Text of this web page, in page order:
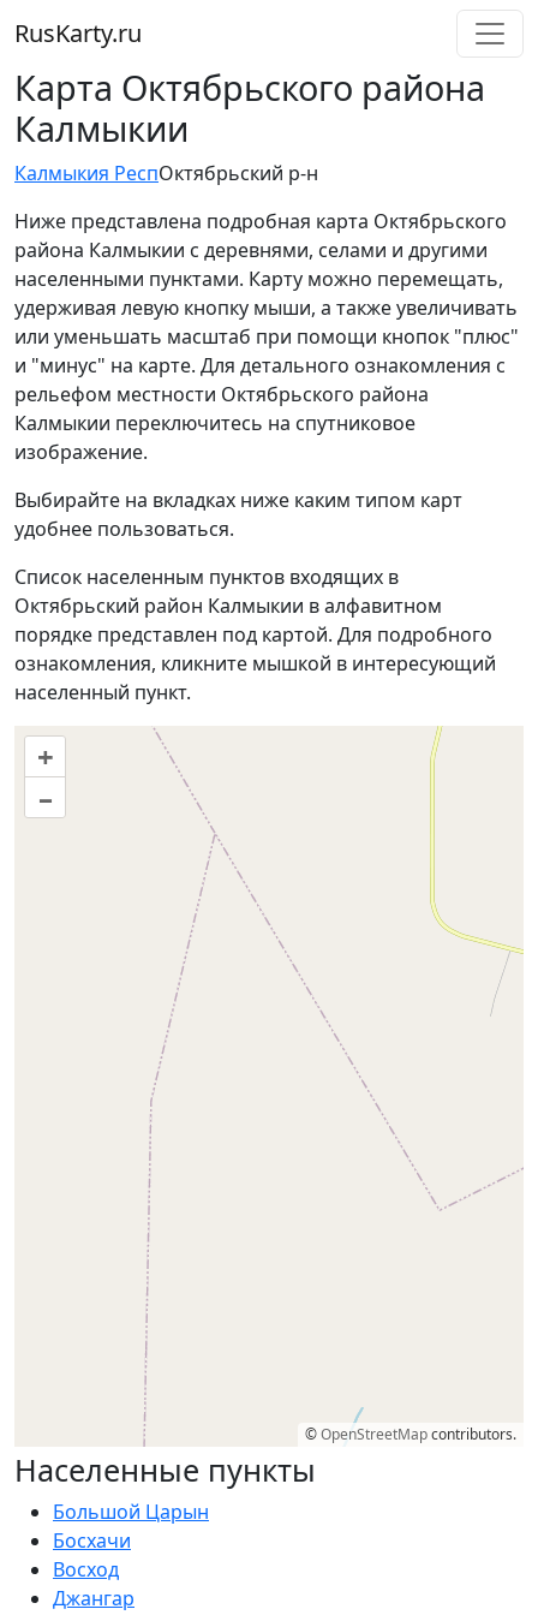
RusKarty.ru
Карта Октябрьского района
Калмыкии
Калмыкия РеспОктябрьский р-н
Ниже представлена подробная карта Октябрьского
района Калмыкии с деревнями, селами и другими
населенными пунктами. Карту можно перемещать,
удерживая левую кнопку мыши, а также увеличивать
или уменьшать масштаб при помощи кнопок "плюс"
и "минус" на карте. Для детального ознакомления с
рельефом местности Октябрьского района
Калмыкии переключитесь на спутниковое
изображение.
Выбирайте на вкладках ниже каким типом карт
удобнее пользоваться.
Список населенным пунктов входящих в
Октябрьский район Калмыкии в алфавитном
порядке представлен под картой. Для подробного
ознакомления, кликните мышкой в интересующий
населенный пункт.
+
–
©OpenStreetMapcontributors.
Населенные пункты
Большой Царын
Босхачи
Восход
Джангар